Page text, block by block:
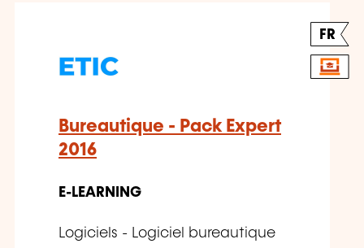
FR
Bureautique - Pack Expert
2016
E-LEARNING
Logiciels - Logiciel bureautique